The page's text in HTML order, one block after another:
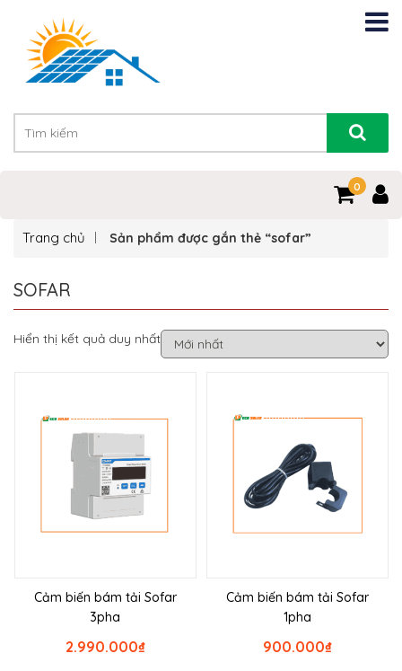
0
Trang chủ Sản phẩm được gắn thẻ “sofar”
SOFAR
Hiển thị kết quả duy nhất
Cảm biến bám tải Sofar
3pha
₫
2.990.000
Cảm biến bám tải Sofar
1pha
₫
900.000